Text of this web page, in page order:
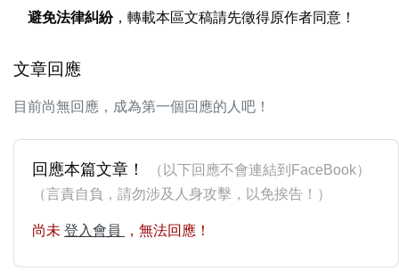
避免法律糾紛，轉載本區文稿請先徵得原作者同意！
文章回應
目前尚無回應，成為第一個回應的人吧！
回應本篇文章！
（以下回應不會連結到FaceBook）
（言責自負，請勿涉及人身攻擊，以免挨告！）
尚未 登入會員 ，無法回應！